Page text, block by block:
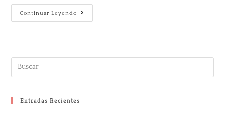
Continuar Leyendo
Entradas Recientes